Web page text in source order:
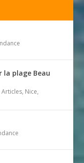
la plage Beau
Articles, Nice,